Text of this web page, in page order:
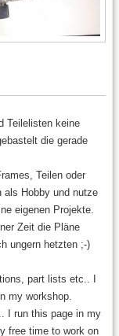
Teilelisten keine
die gerade
Teilen oder
als Hobby und nutze
eigenen Projekte.
Zeit die Pläne
ungern hetzten ;-)
part lists etc.. I
my workshop.
I run this page in my
free time to work on